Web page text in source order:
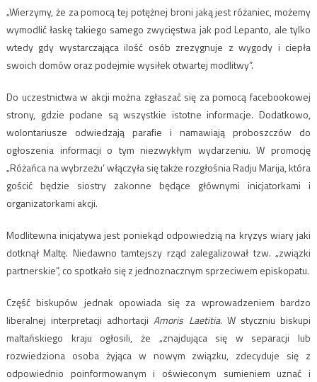
„Wierzymy, że za pomocą tej potężnej broni jaką jest różaniec, możemy
wymodlić łaskę takiego samego zwycięstwa jak pod Lepanto, ale tylko
wtedy gdy wystarczająca ilość osób zrezygnuje z wygody i ciepła
swoich domów oraz podejmie wysiłek otwartej modlitwy”.
Do uczestnictwa w akcji można zgłaszać się za pomocą facebookowej
strony, gdzie podane są wszystkie istotne informacje. Dodatkowo,
wolontariusze odwiedzają parafie i namawiają proboszczów do
ogłoszenia informacji o tym niezwykłym wydarzeniu. W promocję
„Różańca na wybrzeżu’ włączyła się także rozgłośnia Radju Marija, która
gościć będzie siostry zakonne będące głównymi inicjatorkami i
organizatorkami akcji.
Modlitewna inicjatywa jest poniekąd odpowiedzią na kryzys wiary jaki
dotknął Maltę. Niedawno tamtejszy rząd zalegalizował tzw. „związki
partnerskie”, co spotkało się z jednoznacznym sprzeciwem episkopatu.
Część biskupów jednak opowiada się za wprowadzeniem bardzo
liberalnej interpretacji adhortacjiAmoris Laetitia. W styczniu biskupi
maltańskiego kraju ogłosili, że „znajdująca się w separacji lub
rozwiedziona osoba żyjąca w nowym związku, zdecyduje się z
odpowiednio poinformowanym i oświeconym sumieniem uznać i